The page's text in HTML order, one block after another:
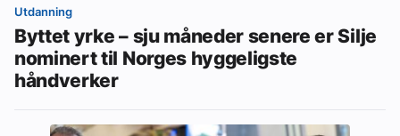
Utdanning
Byttet yrke – sju måneder senere er Silje
nominert til Norges hyggeligste
håndverker